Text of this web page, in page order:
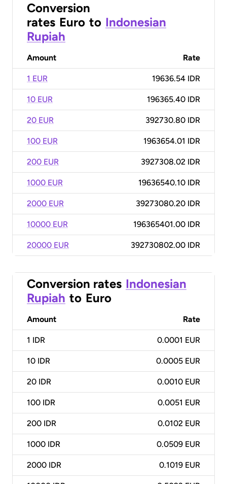
Conversion
rates Euro to Indonesian
Rupiah
Amount Rate
1 EUR 19636.54 IDR
10 EUR 196365.40 IDR
20 EUR 392730.80 IDR
100 EUR 1963654.01 IDR
200 EUR 3927308.02 IDR
1000 EUR 19636540.10 IDR
2000 EUR 39273080.20 IDR
10000 EUR 196365401.00 IDR
20000 EUR 392730802.00 IDR
Conversion rates Indonesian
Rupiah to Euro
Amount Rate
1 IDR 0.0001 EUR
10 IDR 0.0005 EUR
20 IDR 0.0010 EUR
100 IDR 0.0051 EUR
200 IDR 0.0102 EUR
1000 IDR 0.0509 EUR
2000 IDR 0.1019 EUR